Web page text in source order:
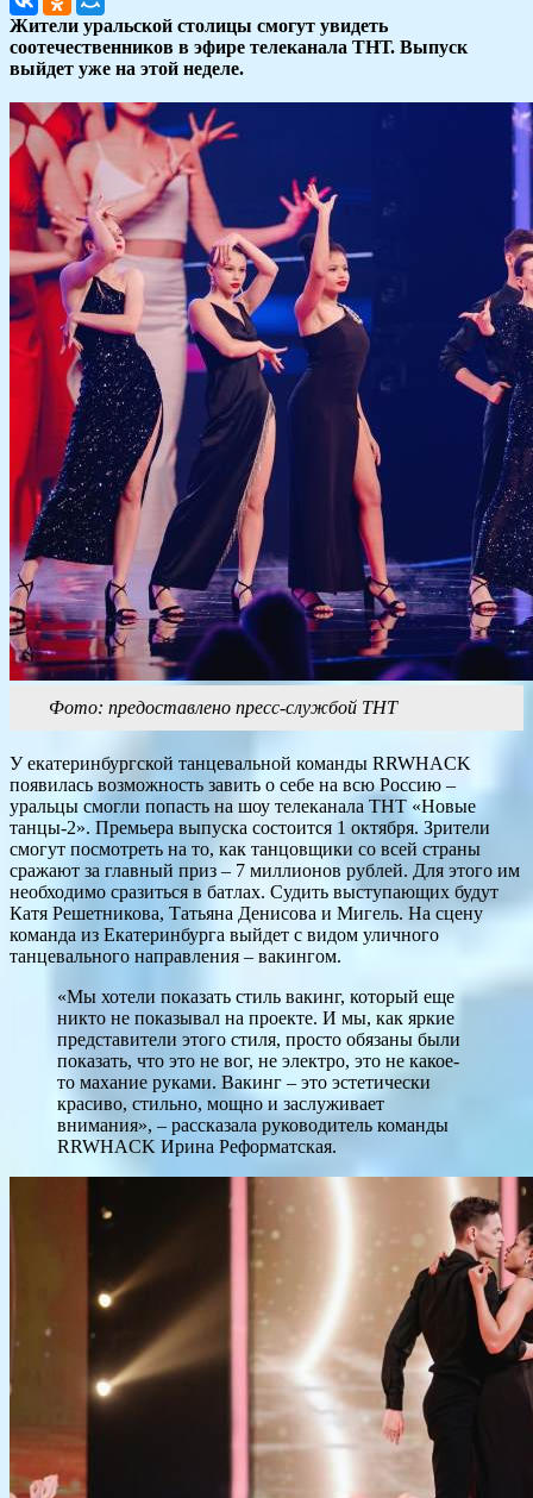
Жители уральской столицы смогут увидеть
соотечественников в эфире телеканала ТНТ. Выпуск
выйдет уже на этой неделе.
Фото: предоставлено пресс-службой ТНТ
У екатеринбургской танцевальной команды RRWHACK
появилась возможность завить о себе на всю Россию –
уральцы смогли попасть на шоу телеканала ТНТ «Новые
танцы-2». Премьера выпуска состоится 1 октября. Зрители
смогут посмотреть на то, как танцовщики со всей страны
сражают за главный приз – 7 миллионов рублей. Для этого им
необходимо сразиться в батлах. Судить выступающих будут
Катя Решетникова, Татьяна Денисова и Мигель. На сцену
команда из Екатеринбурга выйдет с видом уличного
танцевального направления – вакингом.
«Мы хотели показать стиль вакинг, который еще
никто не показывал на проекте. И мы, как яркие
представители этого стиля, просто обязаны были
показать, что это не вог, не электро, это не какое-
то махание руками. Вакинг – это эстетически
красиво, стильно, мощно и заслуживает
внимания», – рассказала руководитель команды
RRWHACK Ирина Реформатская.